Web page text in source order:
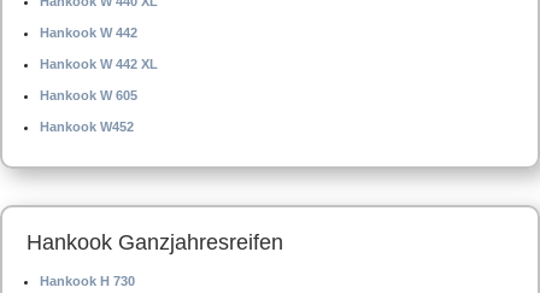
Hankook W 442
Hankook W 442 XL
Hankook W 605
Hankook W452
Hankook Ganzjahresreifen
Hankook H 730